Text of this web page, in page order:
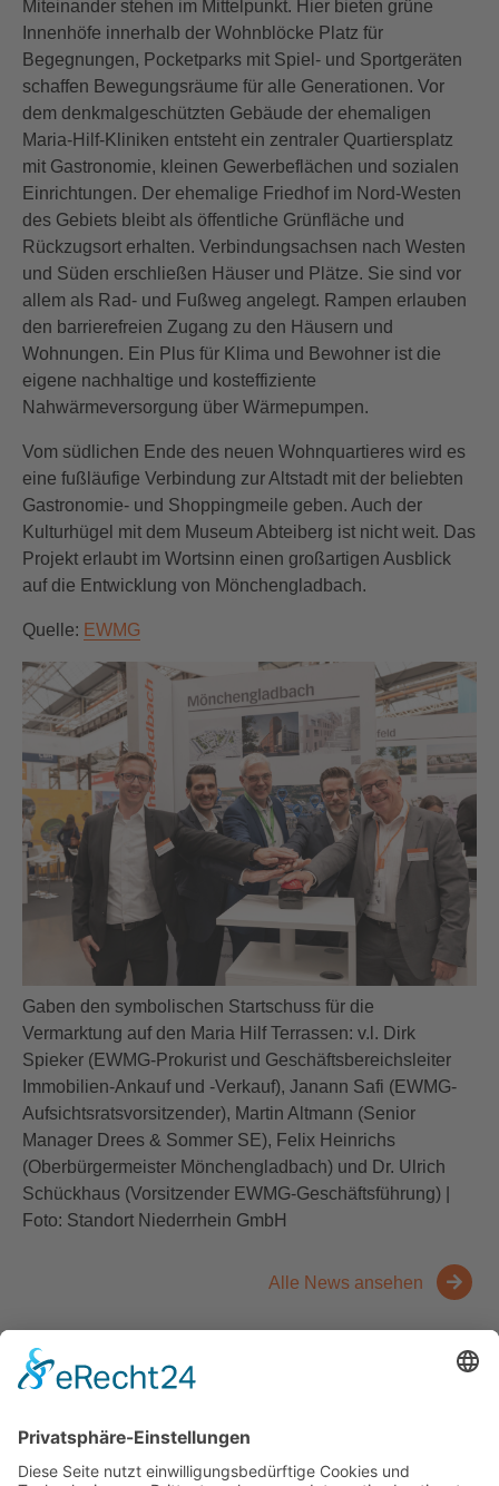
Miteinander stehen im Mittelpunkt. Hier bieten grüne
Innenhöfe innerhalb der Wohnblöcke Platz für
Begegnungen, Pocketparks mit Spiel- und Sportgeräten
schaffen Bewegungsräume für alle Generationen. Vor
dem denkmalgeschützten Gebäude der ehemaligen
Maria-Hilf-Kliniken entsteht ein zentraler Quartiersplatz
mit Gastronomie, kleinen Gewerbeflächen und sozialen
Einrichtungen. Der ehemalige Friedhof im Nord-Westen
des Gebiets bleibt als öffentliche Grünfläche und
Rückzugsort erhalten. Verbindungsachsen nach Westen
und Süden erschließen Häuser und Plätze. Sie sind vor
allem als Rad- und Fußweg angelegt. Rampen erlauben
den barrierefreien Zugang zu den Häusern und
Wohnungen. Ein Plus für Klima und Bewohner ist die
eigene nachhaltige und kosteffiziente
Nahwärmeversorgung über Wärmepumpen.
Vom südlichen Ende des neuen Wohnquartieres wird es
eine fußläufige Verbindung zur Altstadt mit der beliebten
Gastronomie- und Shoppingmeile geben. Auch der
Kulturhügel mit dem Museum Abteiberg ist nicht weit. Das
Projekt erlaubt im Wortsinn einen großartigen Ausblick
auf die Entwicklung von Mönchengladbach.
Quelle: EWMG
Gaben den symbolischen Startschuss für die
Vermarktung auf den Maria Hilf Terrassen: v.l. Dirk
Spieker (EWMG-Prokurist und Geschäftsbereichsleiter
Immobilien-Ankauf und -Verkauf), Janann Safi (EWMG-
Aufsichtsratsvorsitzender), Martin Altmann (Senior
Manager Drees & Sommer SE), Felix Heinrichs
(Oberbürgermeister Mönchengladbach) und Dr. Ulrich
Schückhaus (Vorsitzender EWMG-Geschäftsführung) |
Foto: Standort Niederrhein GmbH
Alle News ansehen